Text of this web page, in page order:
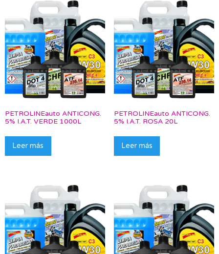
PETROLINEauto ANTICONG.
5% I.A.T. VERDE 1000L
Leer más
PETROLINEauto ANTICONG.
5% I.A.T. ROSA 20L
Leer más